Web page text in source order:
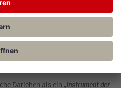
von Zinsaufwendungen und
gegeben, da sämtliche
gleichen Vertragsbedingungen
Darlehen als ein „Instrument der